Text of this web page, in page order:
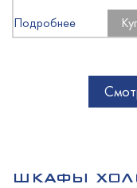
Подробнее
ШКАФЫ